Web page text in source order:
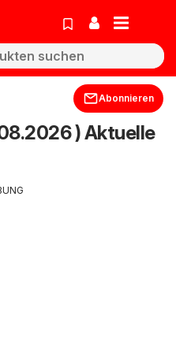
Abonnieren
) Aktuelle